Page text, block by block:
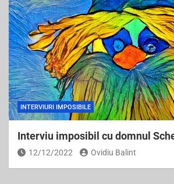
INTERVIURI IMPOSIBILE
Interviu imposibil cu domnul
12/12/2022 Ovidiu Balint